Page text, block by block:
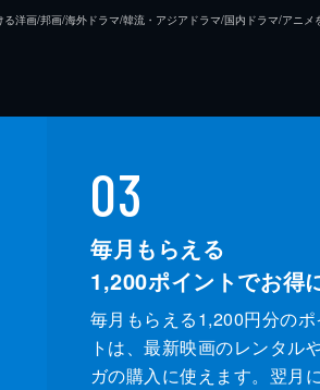
画/邦画/海外ドラマ/韓流・アジアドラマ/国内ドラマ/アニメ
03
毎月もらえる
1,200ポイントでお得
毎月もらえる1,200円分のポ
トは、最新映画のレンタル
ガの購入に使えます。翌月